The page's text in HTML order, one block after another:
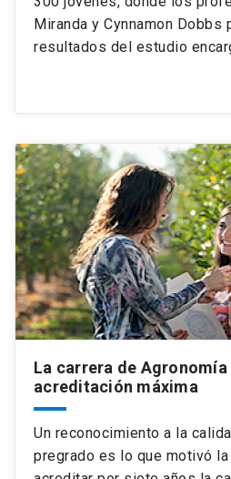
Miranda y Cynnamon Dobbs
resultados del estudio
La carrera de
acreditación máxima
Un reconocimiento a la
pregrado es lo que motivó